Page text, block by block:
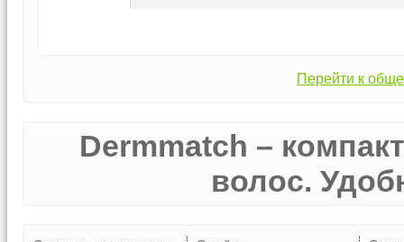
Перейти к
Dermmatch –
волос.